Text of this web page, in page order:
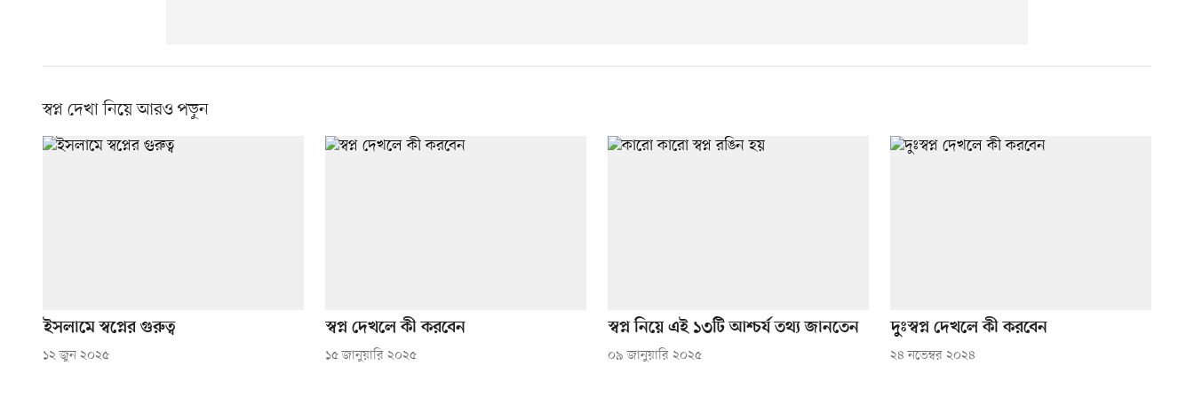
স্বপ্ন দেখা নিয়ে আরও পড়ুন
ইসলামে স্বপ্নের গুরুত্ব
১২ জুন ২০২৫
স্বপ্ন দেখলে কী করবেন
১৫ জানুয়ারি ২০২৫
স্বপ্ন নিয়ে এই ১৩টি আশ্চর্য তথ্য জানতেন
০৯ জানুয়ারি ২০২৫
দুঃস্বপ্ন দেখলে কী করবেন
২৪ নভেম্বর ২০২৪